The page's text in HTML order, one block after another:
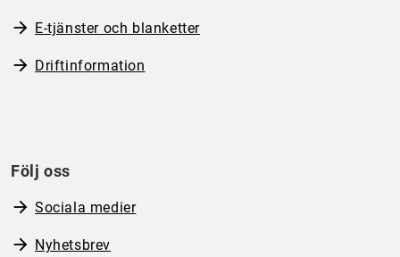
E-tjänster och blanketter
Driftinformation
Följ oss
Sociala medier
Nyhetsbrev